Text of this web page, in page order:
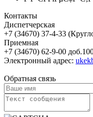
Контакты
Диспетчерская
+7 (34670) 37-4-33
Приемная
+7 (34670) 62-9-00
Электронный адрес:
Обратная связь